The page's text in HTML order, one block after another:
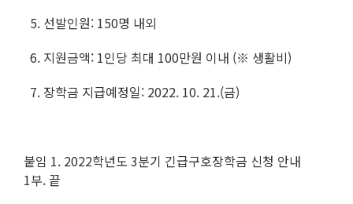
5. 선발인원: 150명 내외
6. 지원금액: 1인당 최대 100만원 이내 (※ 생활비)
7. 장학금 지급예정일: 2022. 10. 21.(금)
붙임 1. 2022학년도 3분기 긴급구호장학금 신청 안내
1부. 끝